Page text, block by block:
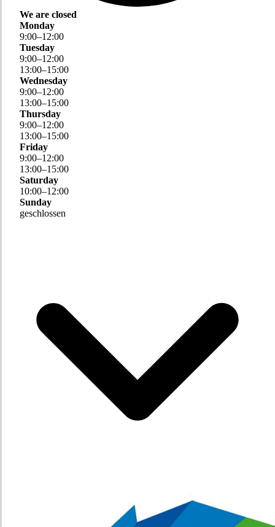
We are closed
Monday
9:00–12:00
Tuesday
9:00–12:00
13:00–15:00
Wednesday
9:00–12:00
13:00–15:00
Thursday
9:00–12:00
13:00–15:00
Friday
9:00–12:00
13:00–15:00
Saturday
10:00–12:00
Sunday
geschlossen